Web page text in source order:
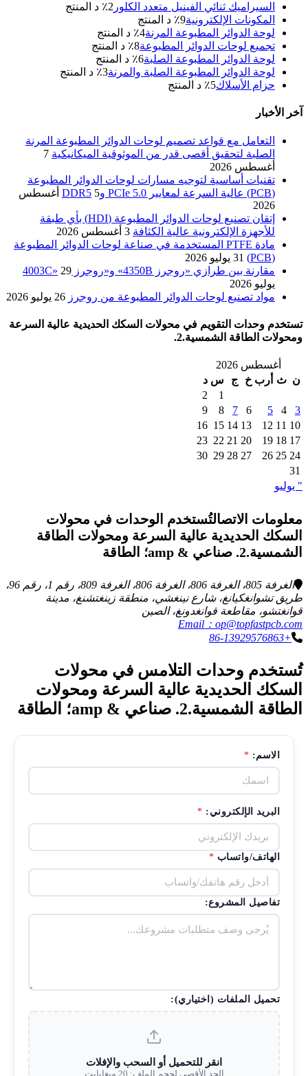
السيراميك ثنائي الفينيل متعدد الكلور 2٪ د المنتج
المكونات الإلكترونية9٪ د المنتج
لوحة الدوائر المطبوعة المرنة4٪ د المنتج
تجميع لوحات الدوائر المطبوعة8٪ د المنتج
لوحة الدوائر المطبوعة الصلبة6٪ د المنتج
لوحة الدوائر المطبوعة الصلبة والمرنة3٪ د المنتج
حزام الأسلاك5٪ د المنتج
آخر الأخبار
التعامل مع قواعد تصميم لوحات الدوائر المطبوعة المرنة
الصلبة لتحقيق أقصى قدر من الموثوقية الميكانيكية 7
أغسطس 2026
تقنيات أساسية لتوجيه مسارات لوحات الدوائر المطبوعة
(PCB) عالية السرعة لمعايير PCIe 5.0 وDDR5
5 أغسطس
2026
إتقان تصنيع لوحات الدوائر المطبوعة (HDI) بأي طبقة
للأجهزة الإلكترونية عالية الكثافة 3 أغسطس 2026
مادة PTFE المستخدمة في صناعة لوحات الدوائر المطبوعة
(PCB)
31 يوليو 2026
مقارنة بين طرازي «روجرز 4350B» و«روجرز 4003C»
29
يوليو 2026
مواد تصنيع لوحات الدوائر المطبوعة من روجرز 26 يوليو 2026
تستخدم وحدات التقويم في محولات السكك الحديدية عالية السرعة
ومحولات الطاقة الشمسية.2.
أغسطس 2026
ن ث أرب خ ج س د
1
2
3
4
5
6
7
8
9
10
11
12
13
14
15
16
17
18
19
20
21
22
23
24
25
26
27
28
29
30
31
" يوليو
معلومات الاتصالتُستخدم الوحدات في محولات
السكك الحديدية عالية السرعة ومحولات الطاقة
الشمسية.2. صناعي & amp؛ الطاقة
الغرفة 805، الغرفة 806، الغرفة 806، الغرفة 809، رقم 1، رقم 96،
طريق تشوانغكيانغ، شارع نينغشي، منطقة زينغتشنغ، مدينة
قوانغتشو، مقاطعة قوانغدونغ، الصين
Email：op@topfastpcb.com
+86-13929576863
تُستخدم وحدات التلامس في محولات
السكك الحديدية عالية السرعة ومحولات
الطاقة الشمسية.2. صناعي & amp؛ الطاقة
الاسم: *
البريد الإلكتروني: *
الهاتف/واتساب *
تفاصيل المشروع:
تحميل الملفات (اختياري):
انقر للتحميل أو السحب والإفلات
الحد الأقصى لحجم الملف: 20 ميغابايت